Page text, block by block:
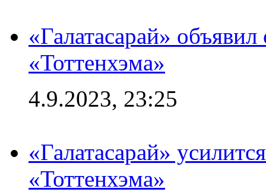
«Галатасарай»
«Тоттенхэма»
4.9.2023, 23:25
«Галатасарай»
«Тоттенхэма»